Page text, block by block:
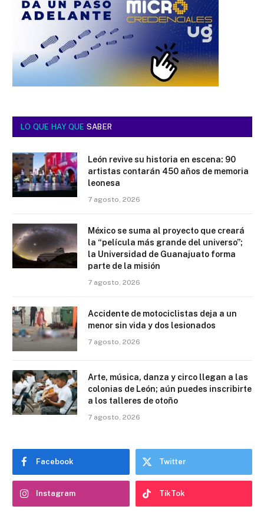
LO QUE HAY QUE SABER
León revive su historia en escena: 90
artistas contarán 450 años de memoria
leonesa
7 agosto, 2026
México se suma al proyecto que creará
la “película más grande del universo”;
la Universidad de Guanajuato forma
parte de la misión
7 agosto, 2026
Accidente de motociclistas deja a un
menor sin vida y dos lesionados
7 agosto, 2026
Arte, música, danza y circo llegan a las
colonias de León; aún puedes inscribirte
a los talleres de otoño
7 agosto, 2026
Facebook Twitter
Instagram TikTok